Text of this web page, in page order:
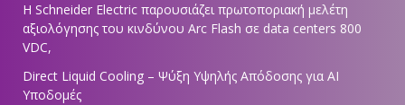
Η Schneider Electric παρουσιάζει πρωτοποριακή μελέτη
αξιολόγησης του κινδύνου Arc Flash σε data centers 800
VDC,
Direct Liquid Cooling – Ψύξη Υψηλής Απόδοσης για AI
Υποδομές